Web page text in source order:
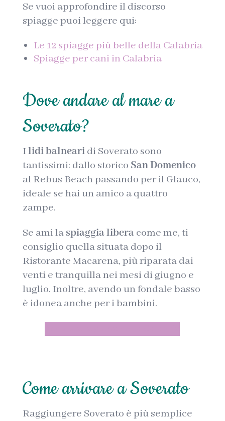
Se vuoi approfondire il discorso
spiagge puoi leggere qui:
Le 12 spiagge più belle della Calabria
Spiagge per cani in Calabria
Dove andare al mare a
Soverato?
Ilidi balneari di Soverato sono
tantissimi: dallo storico San Domenico
al Rebus Beach passando per il Glauco,
ideale se hai un amico a quattro
zampe.
Se ami la spiaggia liberacome me, ti
consiglio quella situata dopo il
Ristorante Macarena, più riparata dai
venti e tranquilla nei mesi di giugno e
luglio. Inoltre, avendo un fondale basso
è idonea anche per i bambini.
Come arrivare a Soverato
Raggiungere Soverato è più semplice